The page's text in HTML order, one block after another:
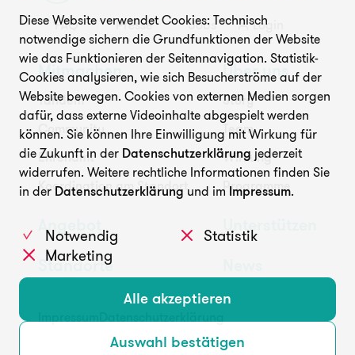
Unterstützen
FAQ Presse Jobs Login
FAQ Presse Jobs Login
Mitmachen
Tandem
Community
Ehrenamt
Koordination am Standort
Standorte
Über uns
Story
Team
Wirkung
Programme
Diese Website verwendet Cookies: Technisch
notwendige sichern die Grundfunktionen der Website
wie das Funktionieren der Seitennavigation. Statistik-
Cookies analysieren, wie sich Besucherströme auf der
Website bewegen. Cookies von externen Medien sorgen
dafür, dass externe Videoinhalte abgespielt werden
können. Sie können Ihre Einwilligung mit Wirkung für
die Zukunft in der Datenschutzerklärung jederzeit
widerrufen. Weitere rechtliche Informationen finden Sie
in der Datenschutzerklärung und im Impressum.
Notwendig
Statistik
Marketing
Alle akzeptieren
Auswahl bestätigen